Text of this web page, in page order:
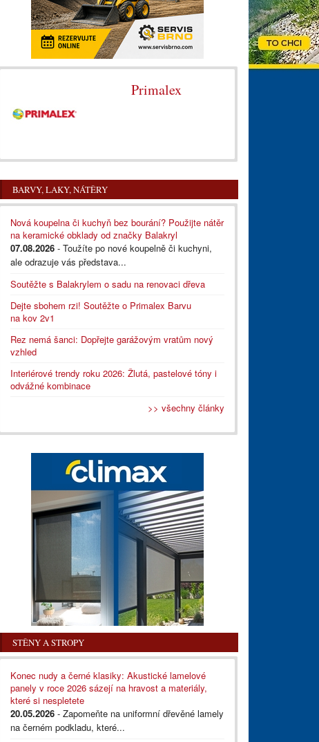
Primalex
BARVY, LAKY, NÁTĚRY
Nová koupelna či kuchyň bez bourání? Použijte nátěr
na keramické obklady od značky Balakryl
07.08.2026 - Toužíte po nové koupelně či kuchyni,
ale odrazuje vás představa...
Soutěžte s Balakrylem o sadu na renovaci dřeva
Dejte sbohem rzi! Soutěžte o Primalex Barvu
na kov 2v1
Rez nemá šanci: Dopřejte garážovým vratům nový
vzhled
Interiérové trendy roku 2026: Žlutá, pastelové tóny i
odvážné kombinace
>> všechny články
STĚNY A STROPY
Konec nudy a černé klasiky: Akustické lamelové
panely v roce 2026 sázejí na hravost a materiály,
které si nespletete
20.05.2026 - Zapomeňte na uniformní dřevěné lamely
na černém podkladu, které...